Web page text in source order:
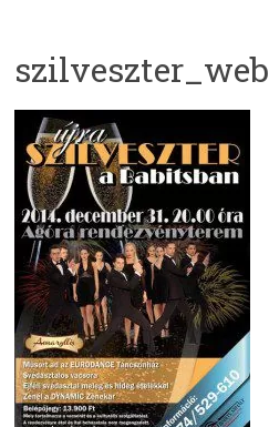
szilveszter_web